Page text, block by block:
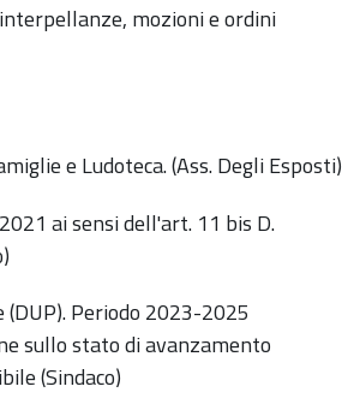
mozioni e ordini
e Ludoteca. (Ass. Degli Esposti)
ai sensi dell'art. 11 bis D.
Periodo 2023-2025
sullo stato di avanzamento
(Sindaco)